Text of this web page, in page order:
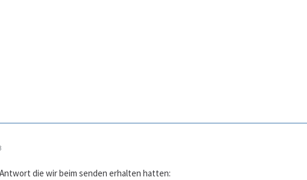
die wir beim senden erhalten hatten: